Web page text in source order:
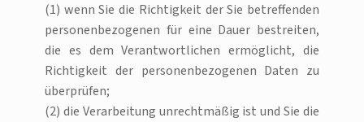
(1) wenn Sie die Richtigkeit der Sie betreffenden
personenbezogenen für eine Dauer bestreiten,
die es dem Verantwortlichen ermöglicht, die
Richtigkeit der personenbezogenen Daten zu
überprüfen;
(2) die Verarbeitung unrechtmäßig ist und Sie die